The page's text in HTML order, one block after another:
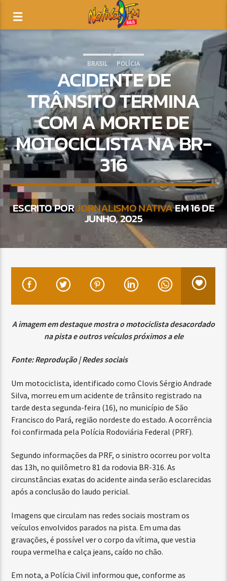
BRASIL POLÍCIA
ACIDENTE DE
TRÂNSITO TERMINA
COM A MORTE DE
MOTOCICLISTA NA BR-
316
ESCRITO PORJORNALISMO NATIVAEM 16 DE
JUNHO, 2025
A imagem em destaque mostra o motociclista desacordado
na pista e outros veículos próximos a ele
Fonte: Reprodução | Redes sociais
Um motociclista, identificado como Clovis Sérgio Andrade
Silva, morreu em um acidente de trânsito registrado na
tarde desta segunda-feira (16), no município de São
Francisco do Pará, região nordeste do estado. A ocorrência
foi confirmada pela Polícia Rodoviária Federal (PRF).
Segundo informações da PRF, o sinistro ocorreu por volta
das 13h, no quilômetro 81 da rodovia BR-316. As
circunstâncias exatas do acidente ainda serão esclarecidas
após a conclusão do laudo pericial.
Imagens que circulam nas redes sociais mostram os
veículos envolvidos parados na pista. Em uma das
gravações, é possível ver o corpo da vítima, que vestia
roupa vermelha e calça jeans, caído no chão.
Em nota, a Polícia Civil informou que, conforme as